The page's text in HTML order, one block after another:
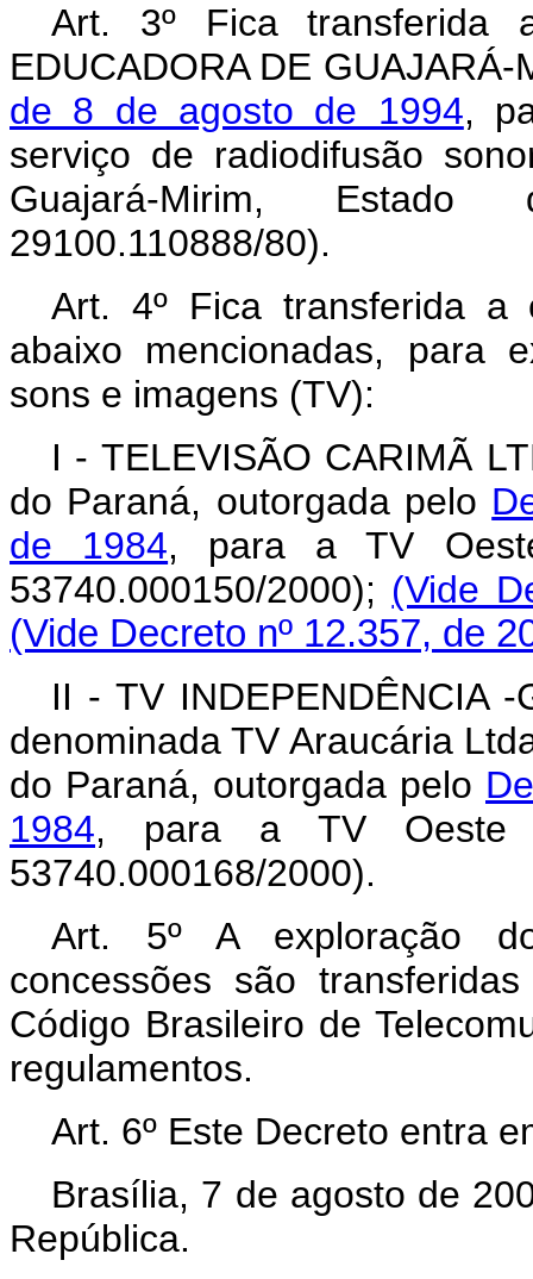
Art. 3º Fica transferida
EDUCADORA DE
de 8 de agosto de 1994,
serviço de radiodifusão
Guajará-Mirim,
29100.110888/80).
Art. 4º Fica transferida a
abaixo mencionadas, para
sons e imagens (TV):
I - TELEVISÃO CARIMÃ
do Paraná, outorgada pelo
de 1984, para a TV
53740.000150/2000); (Vide
(Vide Decreto nº 12.357, de
II - TV INDEPENDÊNCIA -
denominada TV Araucária
do Paraná, outorgada pelo
1984, para a TV Oeste
53740.000168/2000).
Art. 5º A exploração
concessões são
Código Brasileiro de
regulamentos.
Art. 6º Este Decreto entra
Brasília, 7 de agosto de
República.